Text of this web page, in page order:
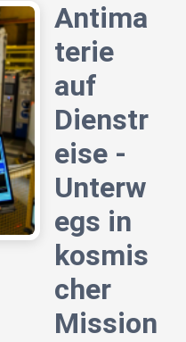
Antima
terie
auf
Dienstr
eise -
Unterw
egs in
kosmis
cher
Mission